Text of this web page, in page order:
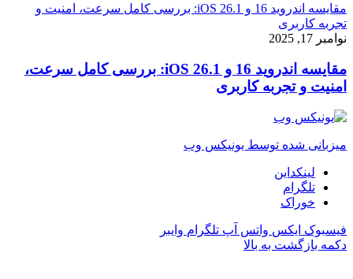
مقایسه اندروید 16 و iOS 26.1: بررسی کامل سرعت، امنیت و
تجربه کاربری
نوامبر 17, 2025
مقایسه اندروید 16 و iOS 26.1: بررسی کامل سرعت،
امنیت و تجربه کاربری
میزبانی شده توسط یونیکس وب
لینکداین
تلگرام
خوراک
فیسبوک ایکس واتس آپ تلگرام وایبر
دکمه بازگشت به بالا